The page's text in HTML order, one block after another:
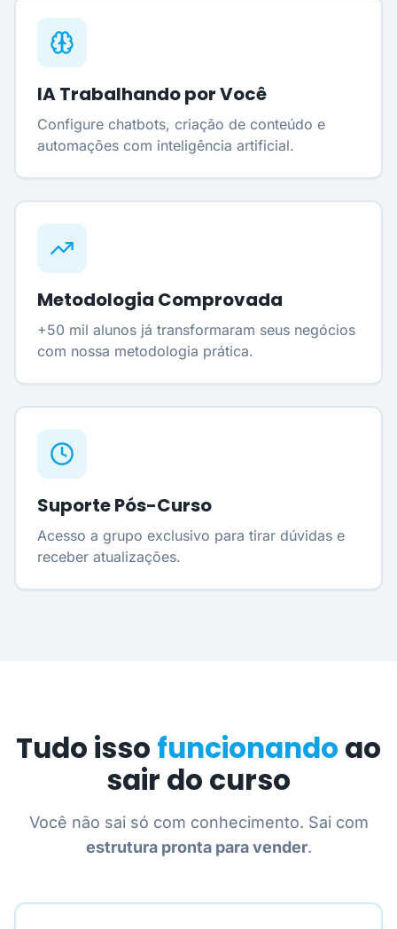
IA Trabalhando por Você
Configure chatbots, criação de conteúdo e
automações com inteligência artificial.
Metodologia Comprovada
+50 mil alunos já transformaram seus negócios
com nossa metodologia prática.
Suporte Pós-Curso
Acesso a grupo exclusivo para tirar dúvidas e
receber atualizações.
Tudo isso funcionando ao
sair do curso
Você não sai só com conhecimento. Sai com
estrutura pronta para vender.